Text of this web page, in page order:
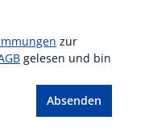
zur
gelesen und bin
Absenden